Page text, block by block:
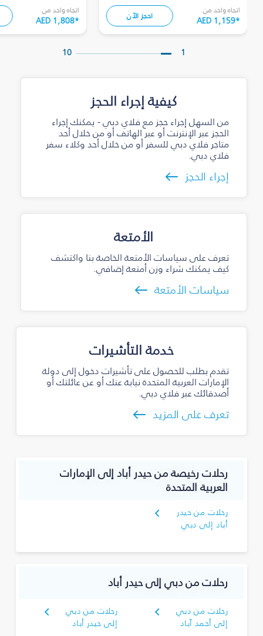
اتجاه واحد من
AED 1,808*
اتجاه واحد من
AED 1,159* احجز الآن
10 1
كيفية إجراء الحجز
من السهل إجراء حجز مع فلاي دبي - يمكنك إجراء
الحجز عبر الإنترنت أو عبر الهاتف أو من خلال أحد
متاجر فلاي دبي للسفر أو من خلال أحد وكلاء سفر
فلاي دبي.
إجراء الحجز
الأمتعة
تعرف على سياسات الأمتعة الخاصة بنا واكتشف
كيف يمكنك شراء وزن أمتعة إضافي.
سياسات الأمتعة
خدمة التأشيرات
تقدم بطلب للحصول على تأشيرات دخول إلى دولة
الإمارات العربية المتحدة نيابة عنك أو عن عائلتك أو
أصدقائك عبر فلاي دبي.
تعرف على المزيد
رحلات رخيصة من حيدر أباد إلى الإمارات
العربية المتحدة
رحلات من حيدر
أباد إلى دبي
رحلات من دبي إلى حيدر أباد
رحلات من دبي
إلى أحمد آباد
رحلات من دبي
إلى حيدر أباد